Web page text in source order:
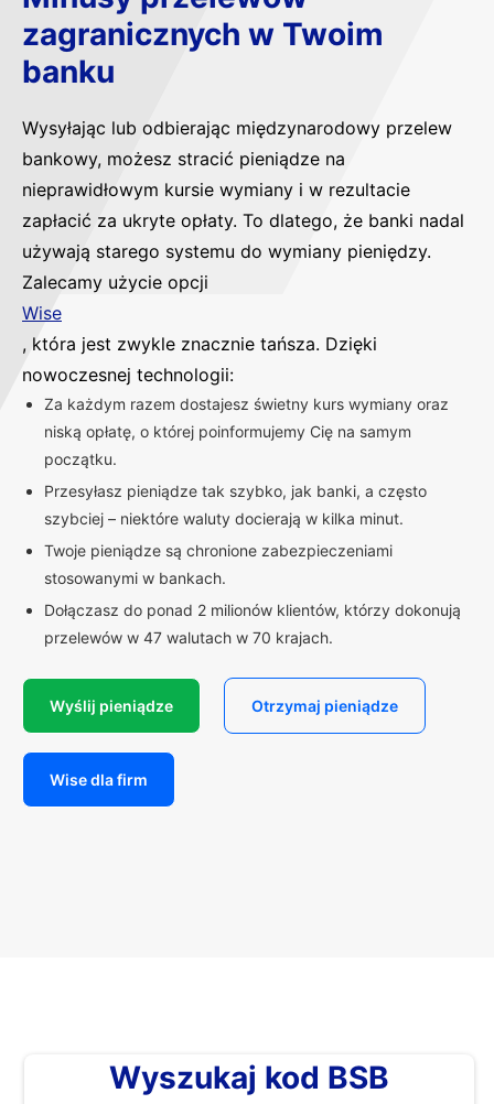
zagranicznych w Twoim
banku
Wysyłając lub odbierając międzynarodowy przelew
bankowy, możesz stracić pieniądze na
nieprawidłowym kursie wymiany i w rezultacie
zapłacić za ukryte opłaty. To dlatego, że banki nadal
używają starego systemu do wymiany pieniędzy.
Zalecamy użycie opcji
Wise
, która jest zwykle znacznie tańsza. Dzięki
nowoczesnej technologii:
Za każdym razem dostajesz świetny kurs wymiany oraz
niską opłatę, o której poinformujemy Cię na samym
początku.
Przesyłasz pieniądze tak szybko, jak banki, a często
szybciej – niektóre waluty docierają w kilka minut.
Twoje pieniądze są chronione zabezpieczeniami
stosowanymi w bankach.
Dołączasz do ponad 2 milionów klientów, którzy dokonują
przelewów w 47 walutach w 70 krajach.
Wyślij pieniądze Otrzymaj pieniądze
Wise dla firm
Wyszukaj kod BSB